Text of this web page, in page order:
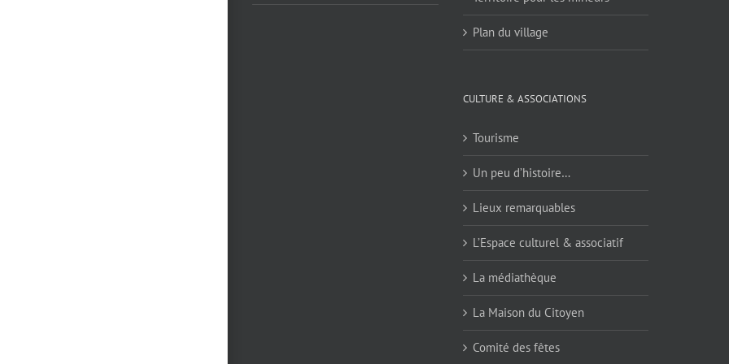
Plan du village
CULTURE & ASSOCIATIONS
Tourisme
Un peu d’histoire…
Lieux remarquables
L’Espace culturel & associatif
La médiathèque
La Maison du Citoyen
Comité des fêtes